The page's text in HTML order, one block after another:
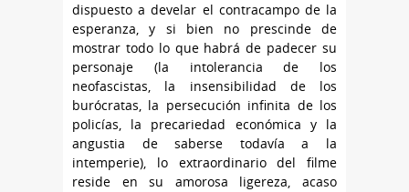
dispuesto a develar el contracampo de la
esperanza, y si bien no prescinde de
mostrar todo lo que habrá de padecer su
personaje (la intolerancia de los
neofascistas, la insensibilidad de los
burócratas, la persecución infinita de los
policías, la precariedad económica y la
angustia de saberse todavía a la
intemperie), lo extraordinario del filme
reside en su amorosa ligereza, acaso